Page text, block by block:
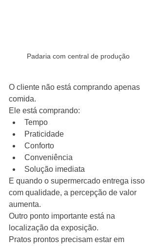
Padaria com central de produção
O cliente não está comprando apenas
comida.
Ele está comprando:
Tempo
Praticidade
Conforto
Conveniência
Solução imediata
E quando o supermercado entrega isso
com qualidade, a percepção de valor
aumenta.
Outro ponto importante está na
localização da exposição.
Pratos prontos precisam estar em